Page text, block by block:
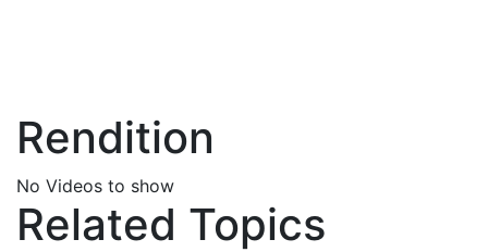
Rendition
No Videos to show
Related Topics